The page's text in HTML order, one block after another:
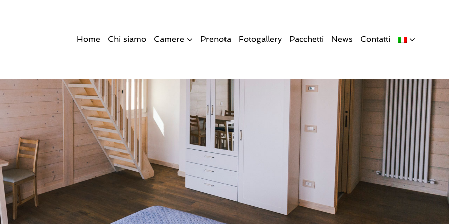
Home
Chi siamo Camere Prenota Fotogallery Pacchetti News Contatti